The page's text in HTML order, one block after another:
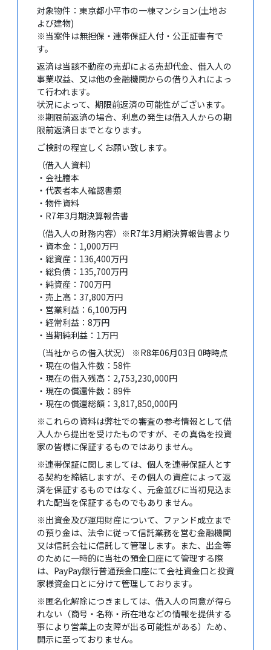
対象物件：東京都小平市の一棟マンション(土地お
よび建物)
※当案件は無担保・連帯保証人付・公正証書有で
す。
返済は当該不動産の売却による売却代金、借入人の
事業収益、又は他の金融機関からの借り入れによっ
て行われます。
状況によって、期限前返済の可能性がございます。
※期限前返済の場合、利息の発生は借入人からの期
限前返済日までとなります。
ご検討の程宜しくお願い致します。
（借入人資料）
・会社謄本
・代表者本人確認書類
・物件資料
・R7年3月期決算報告書
（借入人の財務内容）※R7年3月期決算報告書より
・資本金：1,000万円
・総資産：136,400万円
・総負債：135,700万円
・純資産：700万円
・売上高：37,800万円
・営業利益：6,100万円
・経常利益：8万円
・当期純利益：1万円
（当社からの借入状況） ※R8年06月03日 0時時点
・現在の借入件数：58件
・現在の借入残高：2,753,230,000円
・現在の償還件数：89件
・現在の償還総額：3,817,850,000円
※これらの資料は弊社での審査の参考情報として借
入人から提出を受けたものですが、その真偽を投資
家の皆様に保証するものではありません。
※連帯保証に関しましては、個人を連帯保証人とす
る契約を締結しますが、その個人の資産によって返
済を保証するものではなく、元金並びに当初見込ま
れた配当を保証するものでもありません。
※出資金及び運用財産について、ファンド成立まで
の預り金は、法令に従って信託業務を営む金融機関
又は信託会社に信託して管理します。また、出金等
のために一時的に当社の預金口座にて管理する際
は、PayPay銀行普通預金口座にて会社資金口と投資
家様資金口とに分けて管理しております。
※匿名化解除につきましては、借入人の同意が得ら
れない（商号・名称・所在地などの情報を提供する
事により営業上の支障が出る可能性がある）ため、
開示に至っておりません。